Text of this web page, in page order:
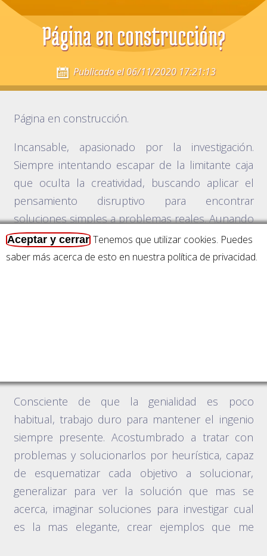
Página en construcción?
Publicado el06/11/2020 17:21:13
Página en construcción.
Incansable, apasionado por la investigación.
Siempre intentando escapar de la limitante caja
que oculta la creatividad, buscando aplicar el
pensamiento disruptivo para encontrar
soluciones simples a problemas reales. Aunando
el aspecto funcional y emocional para obtener
un resultado mas brillante.
Consciente de que la genialidad es poco
habitual, trabajo duro para mantener el ingenio
siempre presente. Acostumbrado a tratar con
problemas y solucionarlos por heurística, capaz
de esquematizar cada objetivo a solucionar,
generalizar para ver la solución que mas se
acerca, imaginar soluciones para investigar cual
es la mas elegante, crear ejemplos que me
Aceptar y cerrar Tenemos que utilizar cookies. Puedes
saber más acerca de esto en nuestra política de privacidad.